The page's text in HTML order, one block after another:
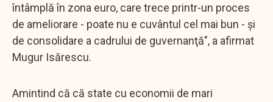
întâmplă în zona euro, care trece printr-un proces
de ameliorare - poate nu e cuvântul cel mai bun - şi
de consolidare a cadrului de guvernanţă", a afirmat
Mugur Isărescu.
Amintind că că state cu economii de mari